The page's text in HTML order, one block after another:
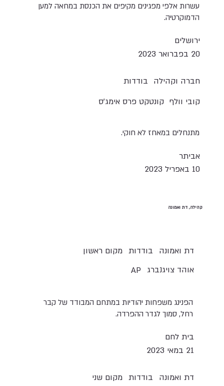
עשרות אלפי מפגינים מקיפים את הכנסת במחאה למען
הדמוקרטיה.
ירושלים
20 בפברואר 2023
בודדות חברה וקהילה
קונטקט פרס אימג׳ס קובי וולף
מתנחלים במאחז לא חוקי.
אביתר
10 באפריל 2023
קהילה, דת ואמונה
מקום ראשון בודדות
דת ואמונה
AP
אוהד צויגנברג
הפנינג משפחות יהודיות במתחם המבודד של קבר
רחל, סמוך לגדר ההפרדה.
בית לחם
21 במאי 2023
מקום שני בודדות
דת ואמונה